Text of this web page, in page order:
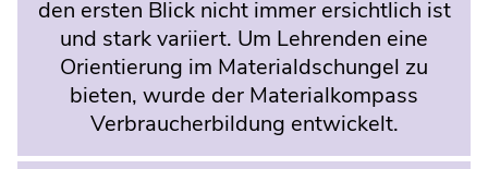
den ersten Blick nicht immer ersichtlich ist
und stark variiert. Um Lehrenden eine
Orientierung im Materialdschungel zu
bieten, wurde der Materialkompass
Verbraucherbildung entwickelt.